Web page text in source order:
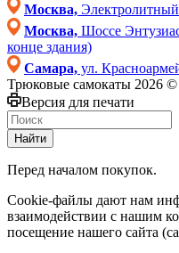
Москва, Электролитный
Москва, Шоссе
конце здания)
Самара, ул.
Трюковые самокаты 2026
Версия для печати
Найти
Перед началом покупок.
Cookie-файлы дают нам
взаимодействии с нашим
посещение нашего сайта